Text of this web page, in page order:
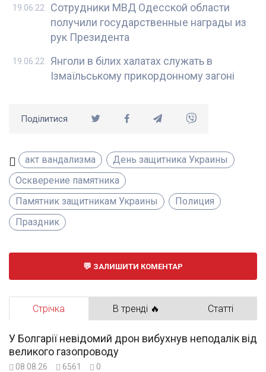
Сотрудники МВД Одесской области
получили государственные награды из
рук Президента
19.06.22
Янголи в білих халатах служать в
Ізмаїльському прикордонному загоні
19.06.22
Поділитися
акт вандализма
День защитника Украины
Оскверение памятника
Памятник защитникам Украины
Полиция
Праздник
ЗАЛИШИТИ КОМЕНТАР
Стрічка В тренді 🔥 Статті
У Болгарії невідомий дрон вибухнув неподалік від
великого газопроводу
08.08.26 6561 0